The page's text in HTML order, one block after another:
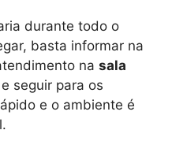
durante todo o
basta informar na
na sala
e seguir para os
e o ambiente é